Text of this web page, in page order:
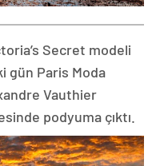
Secret modeli
gün Paris Moda
Vauthier
podyuma çıktı.